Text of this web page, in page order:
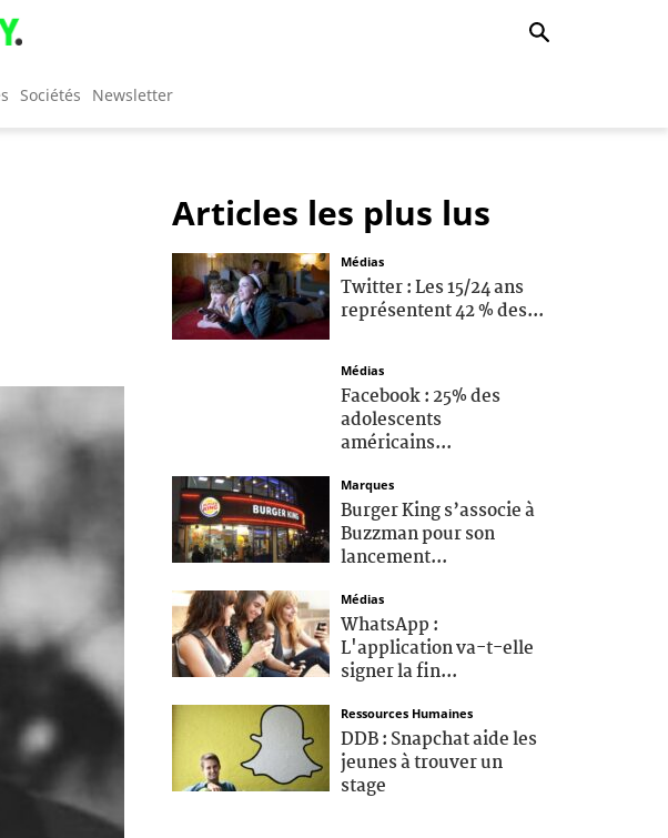
Sociétés Newsletter
Articles les plus lus
Médias
Twitter : Les 15/24 ans
représentent 42 % des...
Médias
Facebook : 25% des
adolescents
américains...
Marques
Burger King s’associe à
Buzzman pour son
lancement...
Médias
WhatsApp :
L'application va-t-elle
signer la fin...
Ressources Humaines
DDB : Snapchat aide les
jeunes à trouver un
stage